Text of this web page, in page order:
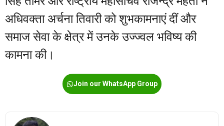
अधिवक्ता अर्चना तिवारी को शुभकामनाएं दीं और
समाज सेवा के क्षेत्र में उनके उज्ज्वल भविष्य की
कामना की।
Join our WhatsApp Group